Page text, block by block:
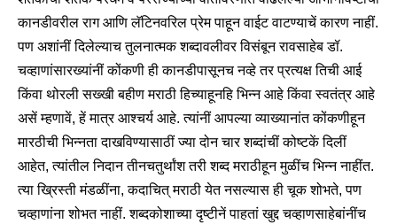
कानडीवरील राग आणि लॅटिनवरिल प्रेम पाहून वाईट वाटण्याचें कारण नाहीं.
पण अशांनीं दिलेल्याच तुलनात्मक शब्दावलीवर विसंबून रावसाहेब डॉ.
चव्हाणांसारख्यांनीं कोंकणी ही कानडीपासूनच नव्हे तर प्रत्यक्ष तिची आई
किंवा थोरली सख्खी बहीण मराठी हिच्याहूनहि भिन्न आहे किंवा स्वतंत्र आहे
असें म्हणावें, हें मात्र आश्चर्य आहे. त्यांनीं आपल्या व्याख्यानांत कोंकणीहून
मारठीची भिन्नता दाखविण्यासाठीं ज्या दोन चार शब्दांचीं कोष्टकें दिलीं
आहेत, त्यांतील निदान तीनचतुर्थांश तरी शब्द मराठीहून मुळींच भिन्न नाहींत.
त्या ख्रिस्ती मंडळींना, कदाचित् मराठी येत नसल्यास ही चूक शोभते, पण
चव्हाणांना शोभत नाहीं. शब्दकोशाच्या दृष्टीनें पाहतां खुद्द चव्हाणसाहेबांनींच